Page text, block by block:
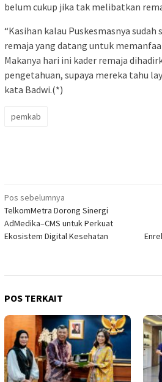
belum cukup jika tak melibatkan
“Kasihan kalau Puskesmasnya
remaja yang datang untuk
Makanya hari ini kader remaja
pengetahuan, supaya mereka tahu
kata Badwi.(*)
pemkab
Navigasi
pos
Pos sebelumnya
TelkomMetra Dorong Sinergi
AdMedika–CMS untuk Perkuat
Ekosistem Digital Kesehatan
POS TERKAIT